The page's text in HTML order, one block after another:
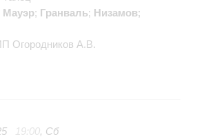
Мауэр; Гранваль; Низамов;
Огородников А.В.
19:00, Сб